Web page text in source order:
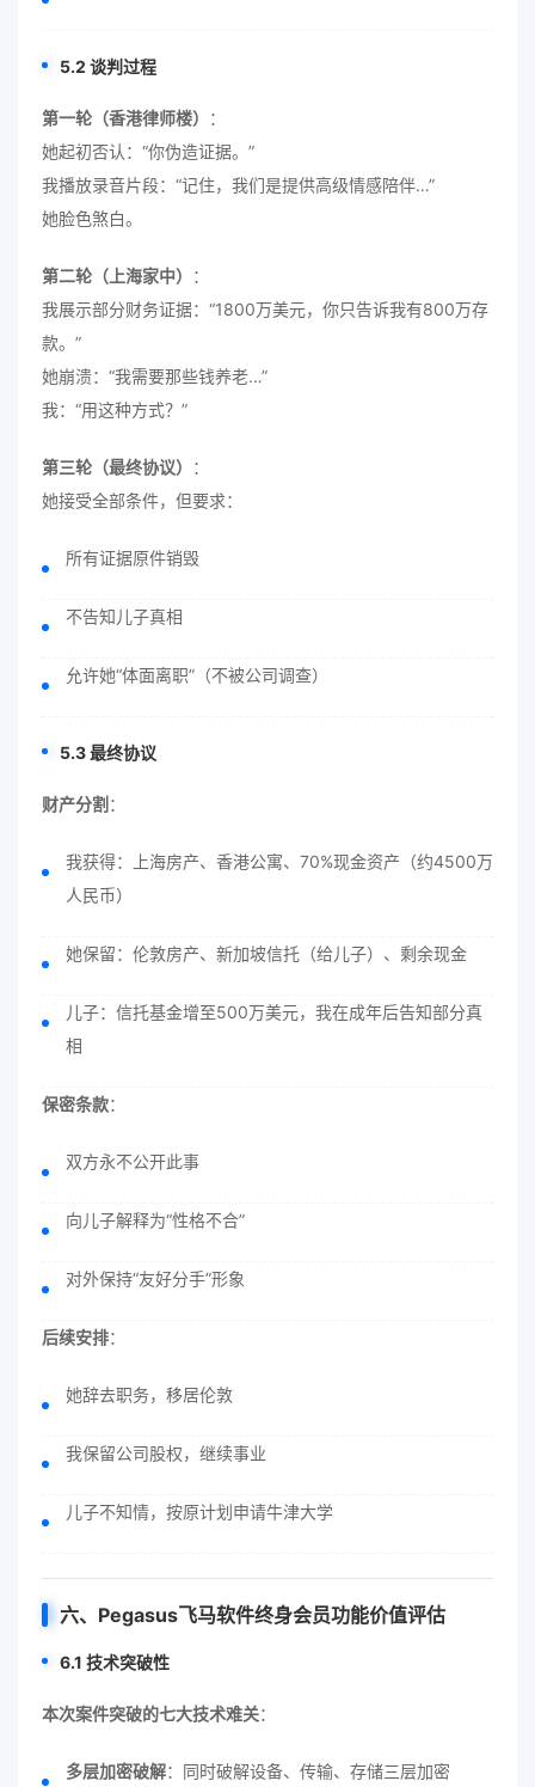
5.2 谈判过程
第一轮（香港律师楼）
：
她起初否认：“你伪造证据。”
我播放录音片段：“记住，我们是提供高级情感陪伴…”
她脸色煞白。
第二轮（上海家中）
：
我展示部分财务证据：“1800万美元，你只告诉我有800万存
款。”
她崩溃：“我需要那些钱养老…”
我：“用这种方式？”
第三轮（最终协议）
：
她接受全部条件，但要求：
所有证据原件销毁
不告知儿子真相
允许她“体面离职”（不被公司调查）
5.3 最终协议
财产分割 ：
我获得：上海房产、香港公寓、70%现金资产（约4500万
人民币）
她保留：伦敦房产、新加坡信托（给儿子）、剩余现金
儿子：信托基金增至500万美元，我在成年后告知部分真
相
保密条款：
双方永不公开此事
向儿子解释为“性格不合”
对外保持“友好分手”形象
后续安排：
她辞去职务，移居伦敦
我保留公司股权，继续事业
儿子不知情，按原计划申请牛津大学
六、Pegasus飞马软件终身会员功能价值评估
6.1 技术突破性
本次案件突破的七大技术难关：
多层加密破解：同时破解设备、传输、存储三层加密